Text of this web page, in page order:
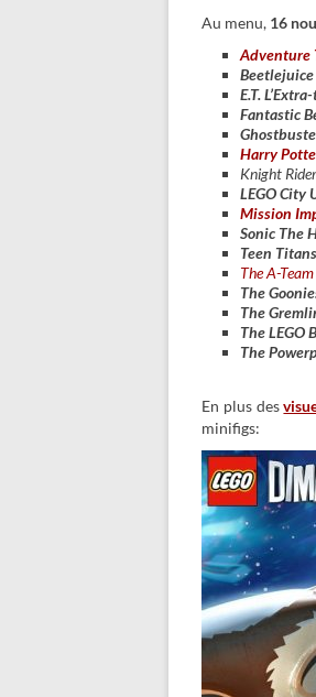
Au menu, 16
Adventure
Beetlejuice
E.T.
Fantastic
Harry
Knight
LEGO City
Mission
Sonic The
Teen
The A-
The
The
The LEGO
The
En plus des
minifigs: